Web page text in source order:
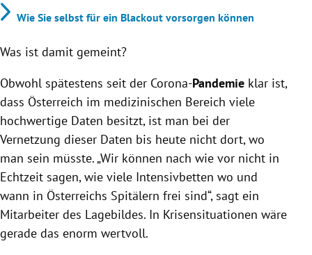
Wie Sie selbst für ein Blackout vorsorgen können
Was ist damit gemeint?
Obwohl spätestens seit der Corona-Pandemie klar ist,
dass Österreich im medizinischen Bereich viele
hochwertige Daten besitzt, ist man bei der
Vernetzung dieser Daten bis heute nicht dort, wo
man sein müsste. „Wir können nach wie vor nicht in
Echtzeit sagen, wie viele Intensivbetten wo und
wann in Österreichs Spitälern frei sind“, sagt ein
Mitarbeiter des Lagebildes. In Krisensituationen wäre
gerade das enorm wertvoll.